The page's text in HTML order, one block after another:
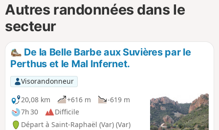
Autres randonnées dans le
secteur
De la Belle Barbe aux Suvières par le
Perthus et le Mal Infernet.
Visorandonneur
20,08 km
+616 m
-619 m
7h 30
Difficile
Départ à Saint-Raphaël (Var) (Var)